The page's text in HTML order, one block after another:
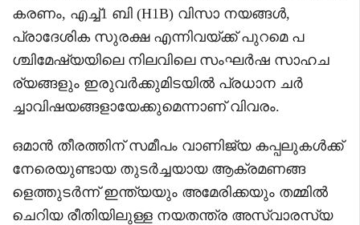
കരണം, എച്ച്1 ബി (H1B) വിസാ നയങ്ങൾ,
പ്രാദേശിക സുരക്ഷ എന്നിവയ്ക്ക് പുറമെ പ
ശ്ചിമേഷ്യയിലെ നിലവിലെ സംഘർഷ സാഹച
ര്യങ്ങളും ഇരുവർക്കുമിടയിൽ പ്രധാന ചർ
ച്ചാവിഷയങ്ങളായേക്കുമെന്നാണ് വിവരം.
ഒമാൻ തീരത്തിന് സമീപം വാണിജ്യ കപ്പലുകൾക്ക്
നേരെയുണ്ടായ തുടർച്ചയായ ആക്രമണങ്ങ
ളെത്തുടർന്ന് ഇന്ത്യയും അമേരിക്കയും തമ്മിൽ
ചെറിയ രീതിയിലുള്ള നയതന്ത്ര അസ്വാരസ്യ